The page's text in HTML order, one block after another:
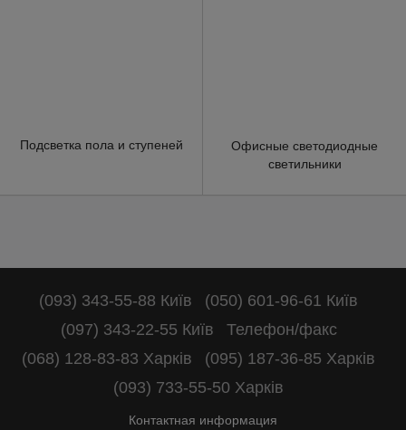
Подсветка пола и ступеней
Офисные светодиодные
светильники
(093) 343-55-88 Київ
(050) 601-96-61 Київ
(097) 343-22-55 Київ
Телефон/факс
(068) 128-83-83 Харків
(095) 187-36-85 Харків
(093) 733-55-50 Харків
Контактная информация